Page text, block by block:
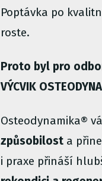
Poptávka po
roste.
Proto byl pro
VÝCVIK
Osteodynamika®
způsobilost a
i praxe přináší